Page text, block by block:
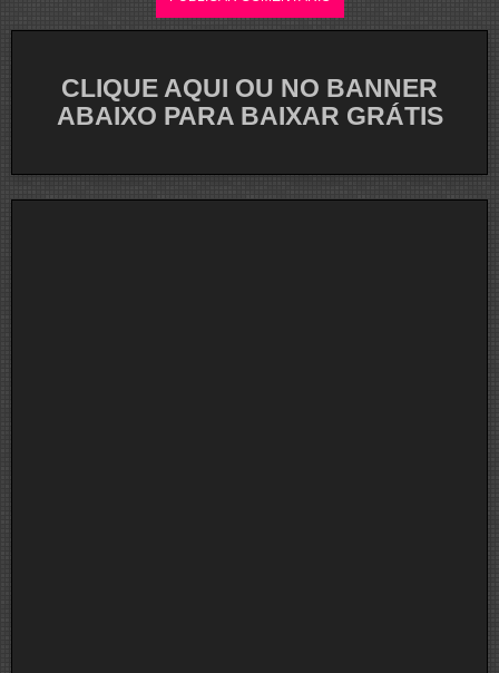
CLIQUE AQUI OU NO BANNER
ABAIXO PARA BAIXAR GRÁTIS